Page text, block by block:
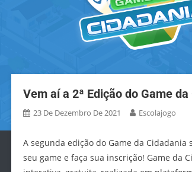
Vem aí a 2ª Edição do Game
23 De Dezembro De 2021 Escolajogo
A segunda edição do Game da
seu game e faça sua inscrição! Game da